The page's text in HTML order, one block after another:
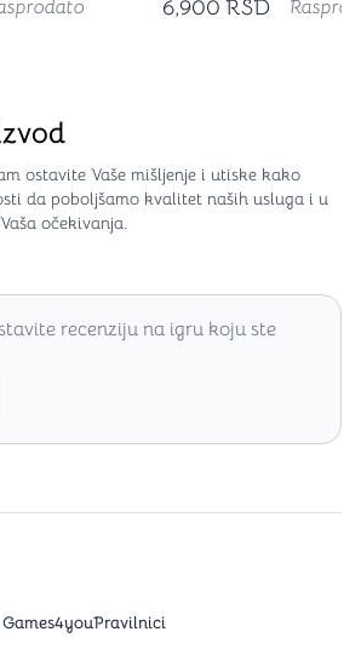
6,900 RSD
ostavite Vaše mišljenje i utiske kako
da poboljšamo kvalitet naših usluga i u
očekivanja.
recenziju na igru koju ste
Games4youPravilnici